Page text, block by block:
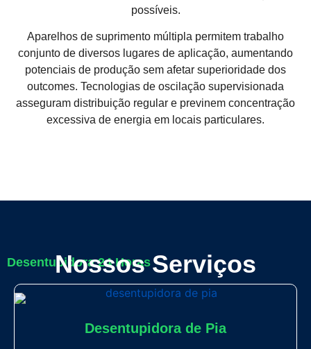
possíveis.
Aparelhos de suprimento múltipla permitem trabalho
conjunto de diversos lugares de aplicação, aumentando
potenciais de produção sem afetar superioridade dos
outcomes. Tecnologias de oscilação supervisionada
asseguram distribuição regular e previnem concentração
excessiva de energia em locais particulares.
Desentupidora 24 Horas
Nossos Serviços
Desentupidora de Pia